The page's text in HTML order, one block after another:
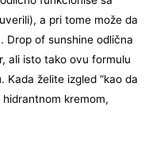
a pri tome može da
Drop of sunshine odlična
ali isto tako ovu formulu
želite izgled “kao da
kremom,